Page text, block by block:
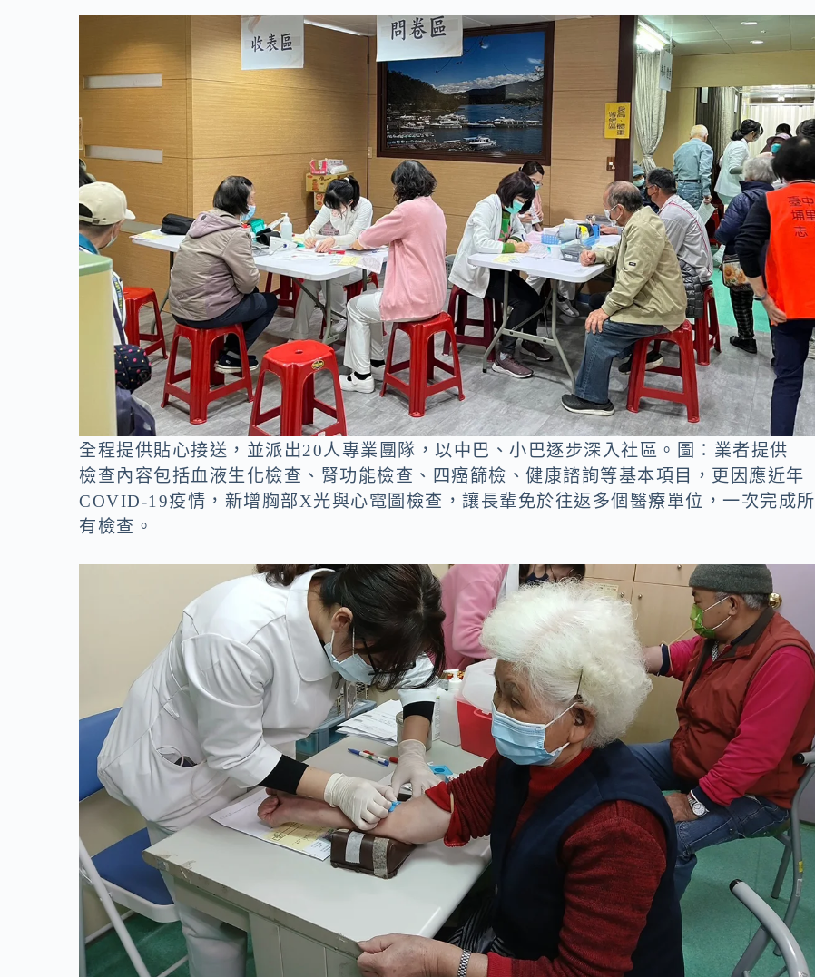
全程提供貼心接送，並派出20人專業團隊，以中巴、小巴逐步深入社區。圖：業者提供
檢查內容包括血液生化檢查、腎功能檢查、四癌篩檢、健康諮詢等基本項目，更因應近年
COVID-19疫情，新增胸部X光與心電圖檢查，讓長輩免於往返多個醫療單位，一次完成所
有檢查。